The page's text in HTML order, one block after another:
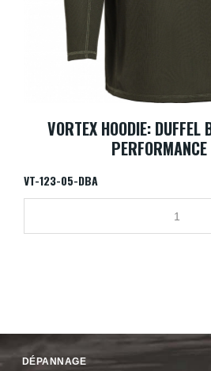
VORTEX HOODIE: DUFFEL
VT-123-05-DBA
DÉPANNAGE